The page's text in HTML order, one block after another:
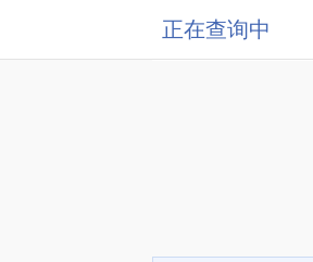
正在查询中